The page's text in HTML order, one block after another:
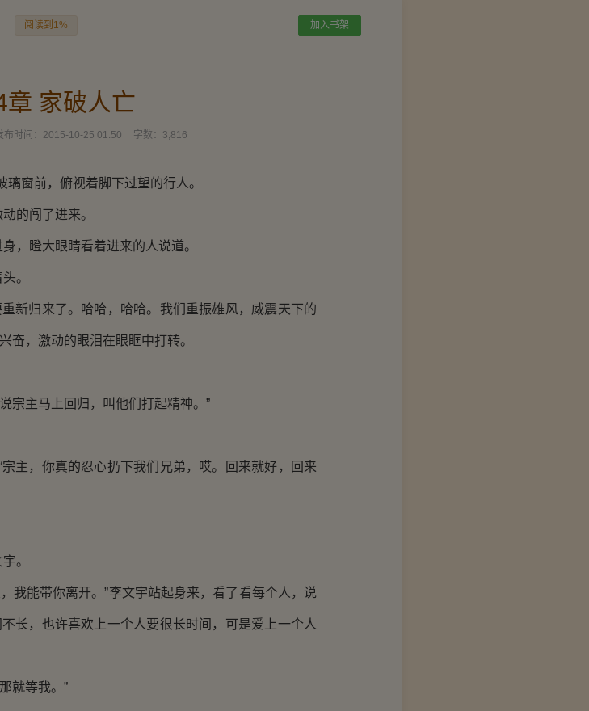
阅读到1% 加入书架
章 家破人亡
布时间： 2015-10-25 01:50 字数： 3,816
窗前，俯视着脚下过望的行人。
的闯了进来。
，瞪大眼睛看着进来的人说道。
。
归来了。哈哈，哈哈。我们重振雄风，威震天下的
奋，激动的眼泪在眼眶中打转。
主马上回归，叫他们打起精神。”
，你真的忍心扔下我们兄弟，哎。回来就好，回来
。
能带你离开。”李文宇站起身来，看了看每个人，说
长，也许喜欢上一个人要很长时间，可是爱上一个人
就等我。”